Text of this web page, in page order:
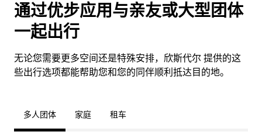
通过优步应用与亲友或大型团体
一起出行
无论您需要更多空间还是特殊安排，欣斯代尔 提供的这
些出行选项都能帮助您和您的同伴顺利抵达目的地。
多人团体 家庭 租车